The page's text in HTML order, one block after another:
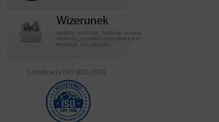
Wizerunek
projekty graficzne, logotypy, kreacja
wizeruku, systemy identyfikacji firm,
ilustracje, wizualizacje
Certyfikacja ISO 9001:2008